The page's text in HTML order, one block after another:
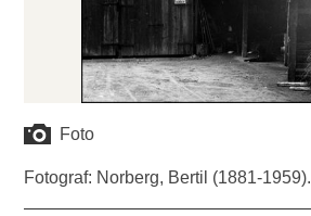
Foto
Fotograf: Norberg, Bertil (1881-1959).